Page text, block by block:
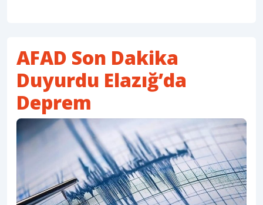
AFAD Son Dakika
Duyurdu Elazığ’da
Deprem